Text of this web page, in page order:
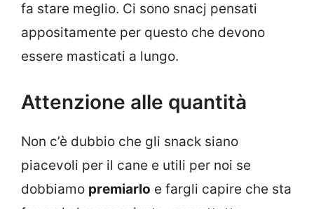
fa stare meglio. Ci sono snacj pensati
appositamente per questo che devono
essere masticati a lungo.
Attenzione alle quantità
Non c’è dubbio che gli snack siano
piacevoli per il cane e utili per noi se
dobbiamo premiarlo e fargli capire che sta